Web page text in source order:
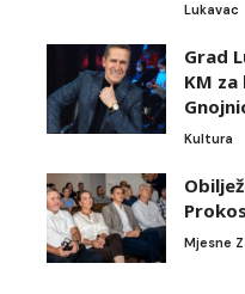
Lukavac
Grad
KM
Kultura
Mjesne